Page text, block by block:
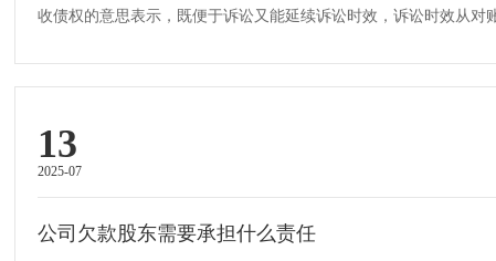
收债权的意思表示，既便于诉讼又能延续诉讼时效，诉讼时效从对
13
2025-07
公司欠款股东需要承担什么责任